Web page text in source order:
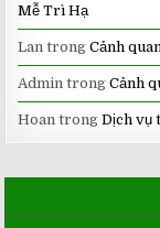
Mễ Trì Hạ
Lan trongCảnh
Admin trongCảnh
Hoan trongDịch vụ